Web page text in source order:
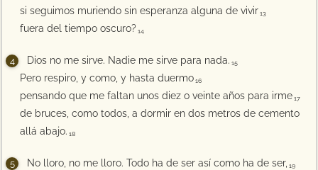
si seguimos muriendo sin esperanza alguna de vivir 13
fuera del tiempo oscuro? 14
Dios no me sirve. Nadie me sirve para nada. 15
Pero respiro, y como, y hasta duermo 16
pensando que me faltan unos diez o veinte años para irme 17
de bruces, como todos, a dormir en dos metros de cemento
allá abajo. 18
No lloro, no me lloro. Todo ha de ser así como ha de ser, 19